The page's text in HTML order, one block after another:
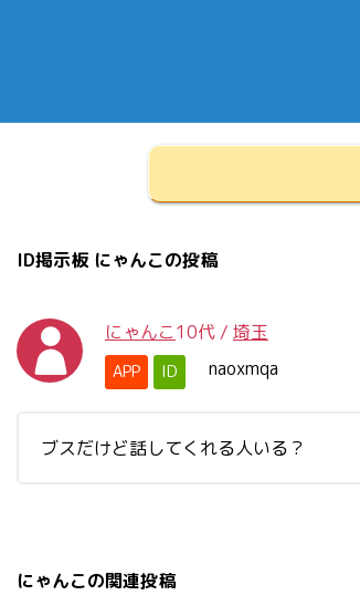
ID掲示板 にゃんこの投稿
にゃんこ10代 / 埼玉
APP ID naoxmqa
ブスだけど話してくれる人いる？
にゃんこの関連投稿